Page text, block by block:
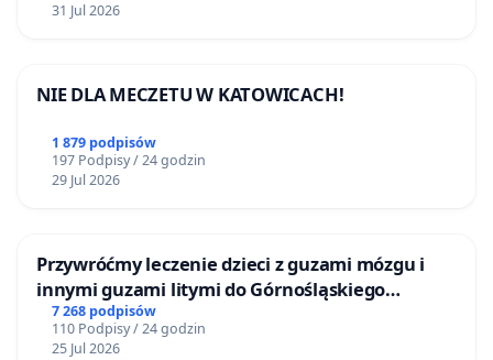
31 Jul 2026
NIE DLA MECZETU W KATOWICACH!
1 879 podpisów
197 Podpisy / 24 godzin
29 Jul 2026
Przywróćmy leczenie dzieci z guzami mózgu i
innymi guzami litymi do Górnośląskiego
Centrum Zdrowia Dziecka w Katowicach
7 268 podpisów
110 Podpisy / 24 godzin
25 Jul 2026